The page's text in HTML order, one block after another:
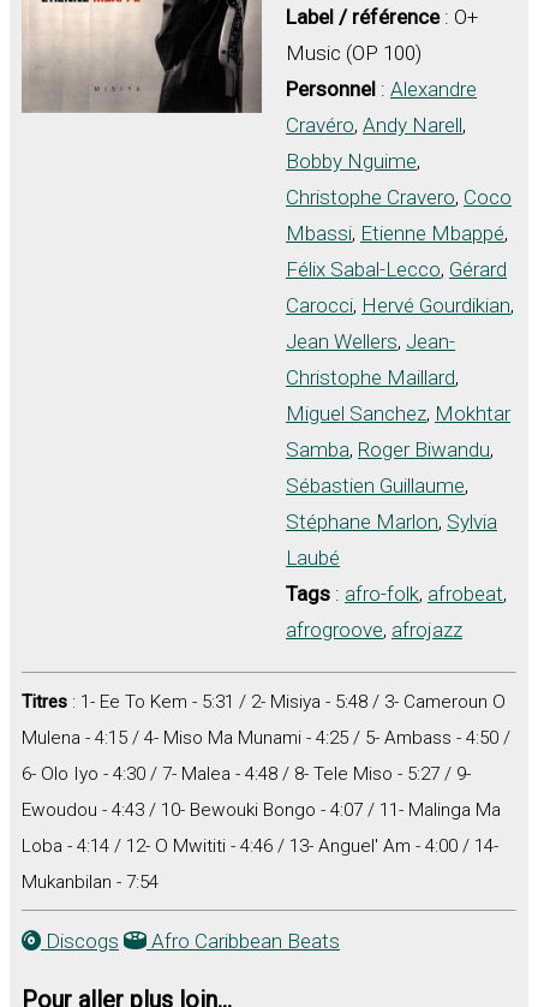
Label / référence: O+
Music (OP 100)
Personnel : Alexandre
Cravéro, Andy Narell,
Bobby Nguime,
Christophe Cravero, Coco
Mbassi, Etienne Mbappé,
Félix Sabal-Lecco, Gérard
Carocci, Hervé Gourdikian,
Jean Wellers, Jean-
Christophe Maillard,
Miguel Sanchez, Mokhtar
Samba, Roger Biwandu,
Sébastien Guillaume,
Stéphane Marlon, Sylvia
Laubé
Tags : afro-folk, afrobeat,
afrogroove, afrojazz
Titres : 1- Ee To Kem - 5:31 / 2- Misiya - 5:48 / 3- Cameroun O
Mulena - 4:15 / 4- Miso Ma Munami - 4:25 / 5- Ambass - 4:50 /
6- Olo Iyo - 4:30 / 7- Malea - 4:48 / 8- Tele Miso - 5:27 / 9-
Ewoudou - 4:43 / 10- Bewouki Bongo - 4:07 / 11- Malinga Ma
Loba - 4:14 / 12- O Mwititi - 4:46 / 13- Anguel' Am - 4:00 / 14-
Mukanbilan - 7:54
Discogs Afro Caribbean Beats
Pour aller plus loin...